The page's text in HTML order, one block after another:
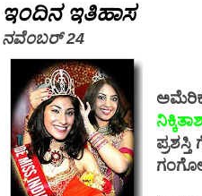
ಇಂದಿನ ಇತಿಹಾಸ
ನವೆಂಬರ್ 24